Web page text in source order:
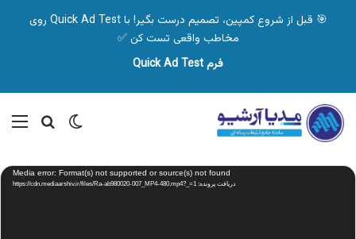
🎯 قبل از شروع کمپین، تصمیم درست بگیر! با Quick Ad Test روی
مخاطب واقعی تست کن ✅
فرم Quick Ad Test
تغییر پوسته
نمایشگر
ویدیو Media error: Format(s) not supported or source(s) not found
دریافت پرونده: https://cdn.mediaarshiv.ir/files/Ra-ab980020-007_MP4-480.mp4?_=1